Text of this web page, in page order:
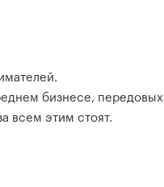
бизнесе, передовых
всем этим стоят.